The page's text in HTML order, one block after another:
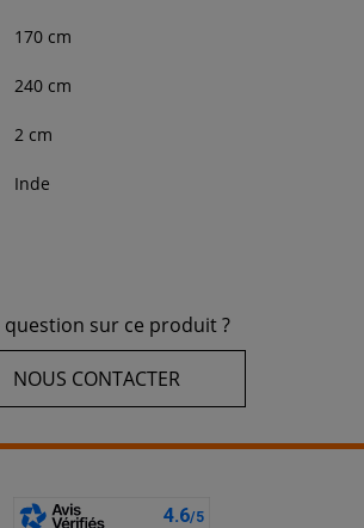
170cm
240cm
2 cm
Inde
question sur ce produit ?
NOUS CONTACTER